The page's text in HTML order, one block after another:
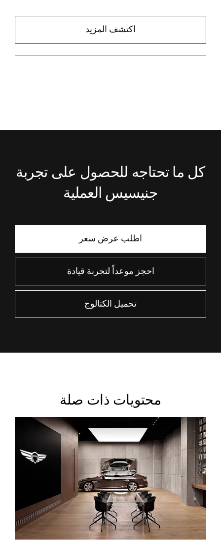
اكتشف المزيد
كل ما تحتاجه للحصول على تجربة
جنيسيس العملية
اطلب عرض سعر
احجز موعداً لتجربة قيادة
تحميل الكتالوج
محتويات ذات صلة